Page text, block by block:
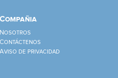
Compañia
Nosotros
Contáctenos
Aviso de privacidad